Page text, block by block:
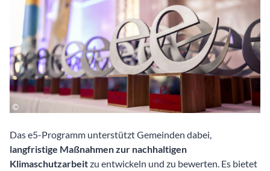
Das e5-Programm unterstützt Gemeinden dabei,
langfristige Maßnahmen zur nachhaltigen
Klimaschutzarbeitzu entwickeln und zu bewerten. Es bietet